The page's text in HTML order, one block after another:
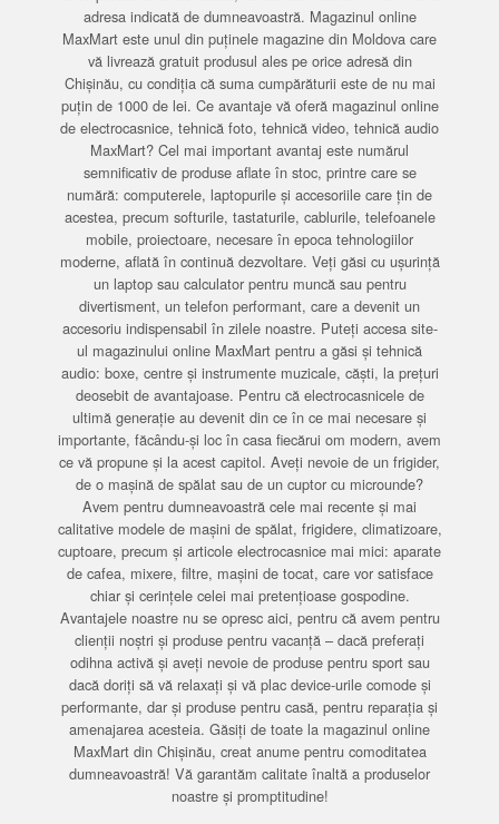
adresa indicată de dumneavoastră. Magazinul online
MaxMart este unul din puținele magazine din Moldova care
vă livrează gratuit produsul ales pe orice adresă din
Chișinău, cu condiția că suma cumpărăturii este de nu mai
puțin de 1000 de lei. Ce avantaje vă oferă magazinul online
de electrocasnice, tehnică foto, tehnică video, tehnică audio
MaxMart? Cel mai important avantaj este numărul
semnificativ de produse aflate în stoc, printre care se
numără: computerele, laptopurile și accesoriile care țin de
acestea, precum softurile, tastaturile, cablurile, telefoanele
mobile, proiectoare, necesare în epoca tehnologiilor
moderne, aflată în continuă dezvoltare. Veți găsi cu ușurință
un laptop sau calculator pentru muncă sau pentru
divertisment, un telefon performant, care a devenit un
accesoriu indispensabil în zilele noastre. Puteți accesa site-
ul magazinului online MaxMart pentru a găsi și tehnică
audio: boxe, centre și instrumente muzicale, căști, la prețuri
deosebit de avantajoase. Pentru că electrocasnicele de
ultimă generație au devenit din ce în ce mai necesare și
importante, făcându-și loc în casa fiecărui om modern, avem
ce vă propune și la acest capitol. Aveți nevoie de un frigider,
de o mașină de spălat sau de un cuptor cu microunde?
Avem pentru dumneavoastră cele mai recente și mai
calitative modele de mașini de spălat, frigidere, climatizoare,
cuptoare, precum și articole electrocasnice mai mici: aparate
de cafea, mixere, filtre, mașini de tocat, care vor satisface
chiar și cerințele celei mai pretențioase gospodine.
Avantajele noastre nu se opresc aici, pentru că avem pentru
clienții noștri și produse pentru vacanță – dacă preferați
odihna activă și aveți nevoie de produse pentru sport sau
dacă doriți să vă relaxați și vă plac device-urile comode și
performante, dar și produse pentru casă, pentru reparația și
amenajarea acesteia. Găsiți de toate la magazinul online
MaxMart din Chișinău, creat anume pentru comoditatea
dumneavoastră! Vă garantăm calitate înaltă a produselor
noastre și promptitudine!